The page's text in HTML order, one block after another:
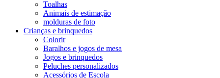
Toalhas
Animais de estimação
molduras de foto
Crianças e brinquedos
Colorir
Baralhos e jogos de mesa
Jogos e brinquedos
Peluches personalizados
Acessórios de Escola